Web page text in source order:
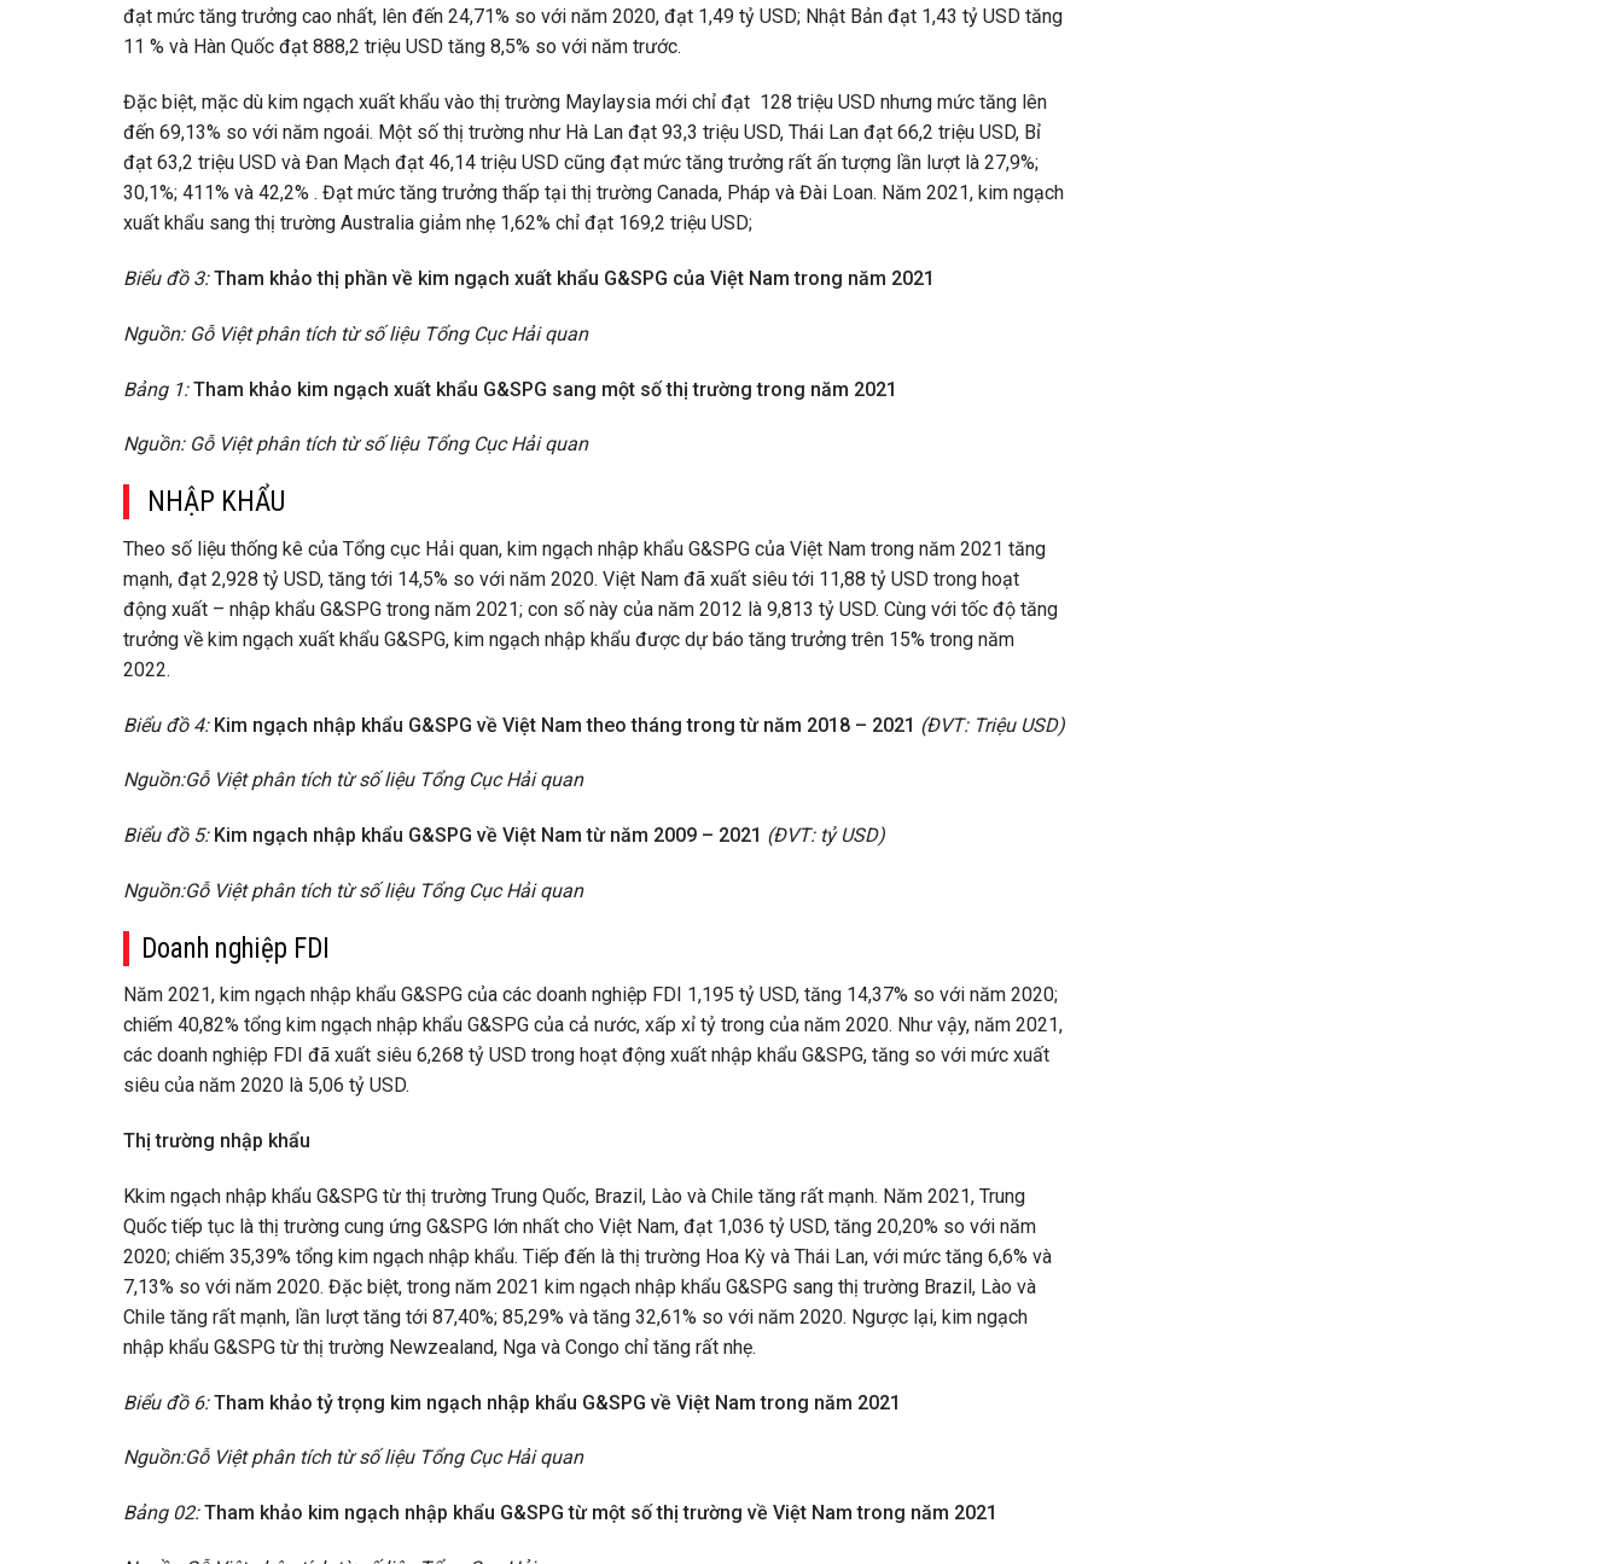
đạt mức tăng trưởng cao nhất, lên đến 24,71% so với năm 2020, đạt 1,49 tỷ USD; Nhật Bản đạt 1,43 tỷ USD tăng
11 % và Hàn Quốc đạt 888,2 triệu USD tăng 8,5% so với năm trước.
Đặc biệt, mặc dù kim ngạch xuất khẩu vào thị trường Maylaysia mới chỉ đạt 128 triệu USD nhưng mức tăng lên
đến 69,13% so với năm ngoái. Một số thị trường như Hà Lan đạt 93,3 triệu USD, Thái Lan đạt 66,2 triệu USD, Bỉ
đạt 63,2 triệu USD và Đan Mạch đạt 46,14 triệu USD cũng đạt mức tăng trưởng rất ấn tượng lần lượt là 27,9%;
30,1%; 411% và 42,2% . Đạt mức tăng trưởng thấp tại thị trường Canada, Pháp và Đài Loan. Năm 2021, kim ngạch
xuất khẩu sang thị trường Australia giảm nhẹ 1,62% chỉ đạt 169,2 triệu USD;
Biểu đồ 3:Tham khảo thị phần về kim ngạch xuất khẩu G&SPG của Việt Nam trong năm 2021
Nguồn: Gỗ Việt phân tích từ số liệu Tổng Cục Hải quan
Bảng 1:Tham khảo kim ngạch xuất khẩu G&SPG sang một số thị trường trong năm 2021
Nguồn: Gỗ Việt phân tích từ số liệu Tổng Cục Hải quan
NHẬP KHẨU
Theo số liệu thống kê của Tổng cục Hải quan, kim ngạch nhập khẩu G&SPG của Việt Nam trong năm 2021 tăng
mạnh, đạt 2,928 tỷ USD, tăng tới 14,5% so với năm 2020. Việt Nam đã xuất siêu tới 11,88 tỷ USD trong hoạt
động xuất – nhập khẩu G&SPG trong năm 2021; con số này của năm 2012 là 9,813 tỷ USD. Cùng với tốc độ tăng
trưởng về kim ngạch xuất khẩu G&SPG, kim ngạch nhập khẩu được dự báo tăng trưởng trên 15% trong năm
2022.
Biểu đồ 4: Kim ngạch nhập khẩu G&SPG về Việt Nam theo tháng trong từ năm 2018 – 2021 (ĐVT: Triệu USD)
Nguồn:Gỗ Việt phân tích từ số liệu Tổng Cục Hải quan
Biểu đồ 5: Kim ngạch nhập khẩu G&SPG về Việt Nam từ năm 2009 – 2021 (ĐVT: tỷ USD)
Nguồn:Gỗ Việt phân tích từ số liệu Tổng Cục Hải quan
Doanh nghiệp FDI
Năm 2021, kim ngạch nhập khẩu G&SPG của các doanh nghiệp FDI 1,195 tỷ USD, tăng 14,37% so với năm 2020;
chiếm 40,82% tổng kim ngạch nhập khẩu G&SPG của cả nước, xấp xỉ tỷ trong của năm 2020. Như vậy, năm 2021,
các doanh nghiệp FDI đã xuất siêu 6,268 tỷ USD trong hoạt động xuất nhập khẩu G&SPG, tăng so với mức xuất
siêu của năm 2020 là 5,06 tỷ USD.
Thị trường nhập khẩu
Kkim ngạch nhập khẩu G&SPG từ thị trường Trung Quốc, Brazil, Lào và Chile tăng rất mạnh. Năm 2021, Trung
Quốc tiếp tục là thị trường cung ứng G&SPG lớn nhất cho Việt Nam, đạt 1,036 tỷ USD, tăng 20,20% so với năm
2020; chiếm 35,39% tổng kim ngạch nhập khẩu. Tiếp đến là thị trường Hoa Kỳ và Thái Lan, với mức tăng 6,6% và
7,13% so với năm 2020. Đặc biệt, trong năm 2021 kim ngạch nhập khẩu G&SPG sang thị trường Brazil, Lào và
Chile tăng rất mạnh, lần lượt tăng tới 87,40%; 85,29% và tăng 32,61% so với năm 2020. Ngược lại, kim ngạch
nhập khẩu G&SPG từ thị trường Newzealand, Nga và Congo chỉ tăng rất nhẹ.
Biểu đồ 6:Tham khảo tỷ trọng kim ngạch nhập khẩu G&SPG về Việt Nam trong năm 2021
Nguồn:Gỗ Việt phân tích từ số liệu Tổng Cục Hải quan
Bảng 02:Tham khảo kim ngạch nhập khẩu G&SPG từ một số thị trường về Việt Nam trong năm 2021